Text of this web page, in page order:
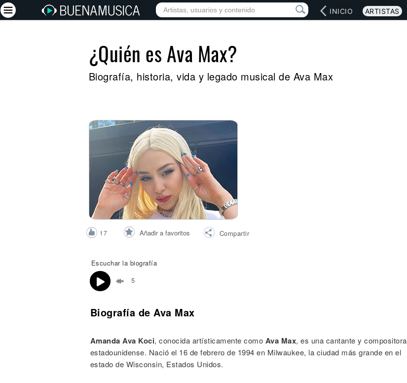
INICIO ARTISTAS
¿Quién es Ava Max?
Biografía, historia, vida y legado musical de Ava Max
17 Añadir a favoritos Compartir
Escuchar la biografía
5
Biografía de Ava Max
Amanda Ava Koci, conocida artísticamente como Ava Max, es una cantante y compositora
estadounidense. Nació el 16 de febrero de 1994 en Milwaukee, la ciudad más grande en el
estado de Wisconsin, Estados Unidos.